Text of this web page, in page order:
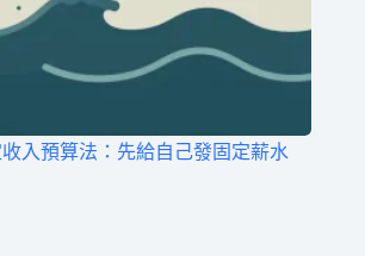
入預算法：先給自己發固定薪水